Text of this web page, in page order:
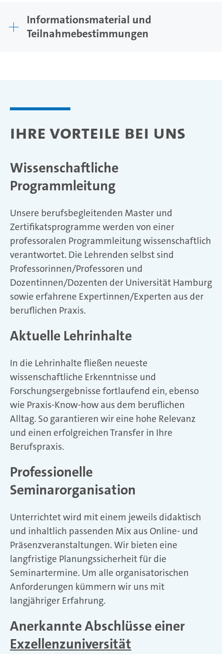
Informationsmaterial und
Teilnahmebestimmungen
Ihre Vorteile bei uns
Wissenschaftliche
Programmleitung
Unsere berufsbegleitenden Master und
Zertifikatsprogramme werden von einer
professoralen Programmleitung wissenschaftlich
verantwortet. Die Lehrenden selbst sind
Professorinnen/Professoren und
Dozentinnen/Dozenten der Universität Hamburg
sowie erfahrene Expertinnen/Experten aus der
beruflichen Praxis.
Aktuelle Lehrinhalte
In die Lehrinhalte fließen neueste
wissenschaftliche Erkenntnisse und
Forschungsergebnisse fortlaufend ein, ebenso
wie Praxis-Know-how aus dem beruflichen
Alltag. So garantieren wir eine hohe Relevanz
und einen erfolgreichen Transfer in Ihre
Berufspraxis.
Professionelle
Seminarorganisation
Unterrichtet wird mit einem jeweils didaktisch
und inhaltlich passenden Mix aus Online- und
Präsenzveranstaltungen. Wir bieten eine
langfristige Planungssicherheit für die
Seminartermine. Um alle organisatorischen
Anforderungen kümmern wir uns mit
langjähriger Erfahrung.
Anerkannte Abschlüsse einer
Exzellenzuniversität